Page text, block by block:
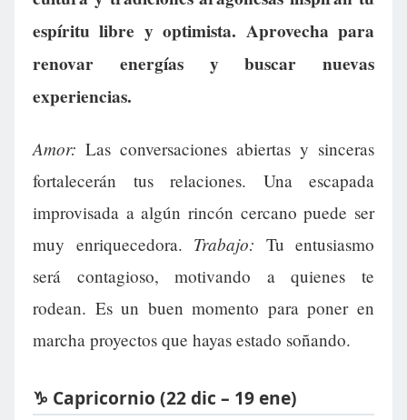
espíritu libre y optimista. Aprovecha para
renovar energías y buscar nuevas
experiencias.
Amor: Las conversaciones abiertas y sinceras
fortalecerán tus relaciones. Una escapada
improvisada a algún rincón cercano puede ser
muy enriquecedora. Trabajo: Tu entusiasmo
será contagioso, motivando a quienes te
rodean. Es un buen momento para poner en
marcha proyectos que hayas estado soñando.
♑ Capricornio (22 dic – 19 ene)